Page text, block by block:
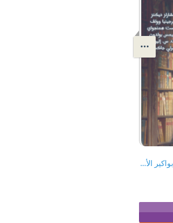
مختارات من القصص القصيرة: بواكير الأعمال